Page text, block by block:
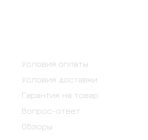
Условия оплаты
Условия доставки
Гарантия на товар
Вопрос-ответ
Обзоры